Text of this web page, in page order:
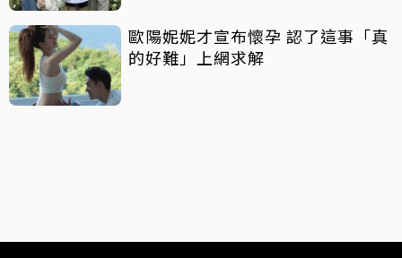
歐陽妮妮才宣布懷孕 認了這事「真
的好難」上網求解